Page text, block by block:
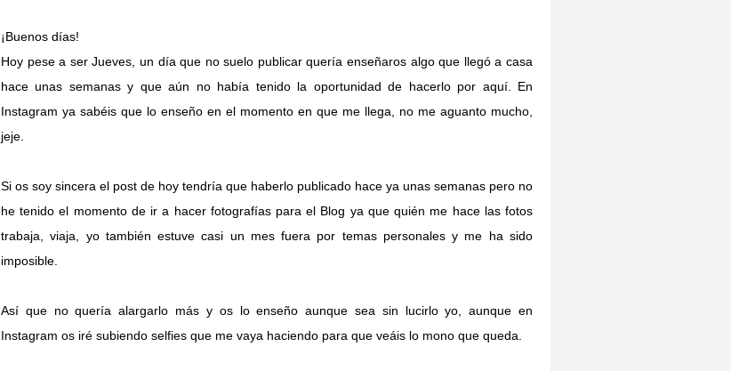
¡Buenos días!
Hoy pese a ser Jueves, un día que no suelo publicar quería enseñaros algo que llegó a casa
hace unas semanas y que aún no había tenido la oportunidad de hacerlo por aquí. En
Instagram ya sabéis que lo enseño en el momento en que me llega, no me aguanto mucho,
jeje.
Si os soy sincera el post de hoy tendría que haberlo publicado hace ya unas semanas pero no
he tenido el momento de ir a hacer fotografías para el Blog ya que quién me hace las fotos
trabaja, viaja, yo también estuve casi un mes fuera por temas personales y me ha sido
imposible.
Así que no quería alargarlo más y os lo enseño aunque sea sin lucirlo yo, aunque en
Instagram os iré subiendo selfies que me vaya haciendo para que veáis lo mono que queda.